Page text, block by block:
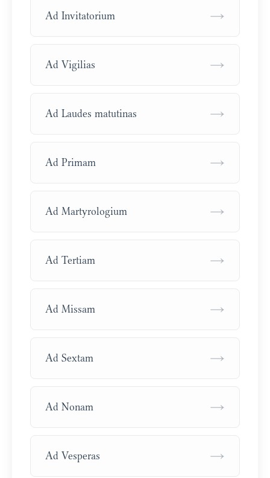
Ad Invitatorium →
Ad Vigilias →
Ad Laudes matutinas →
Ad Primam →
Ad Martyrologium →
Ad Tertiam →
Ad Missam →
Ad Sextam →
Ad Nonam →
Ad Vesperas →